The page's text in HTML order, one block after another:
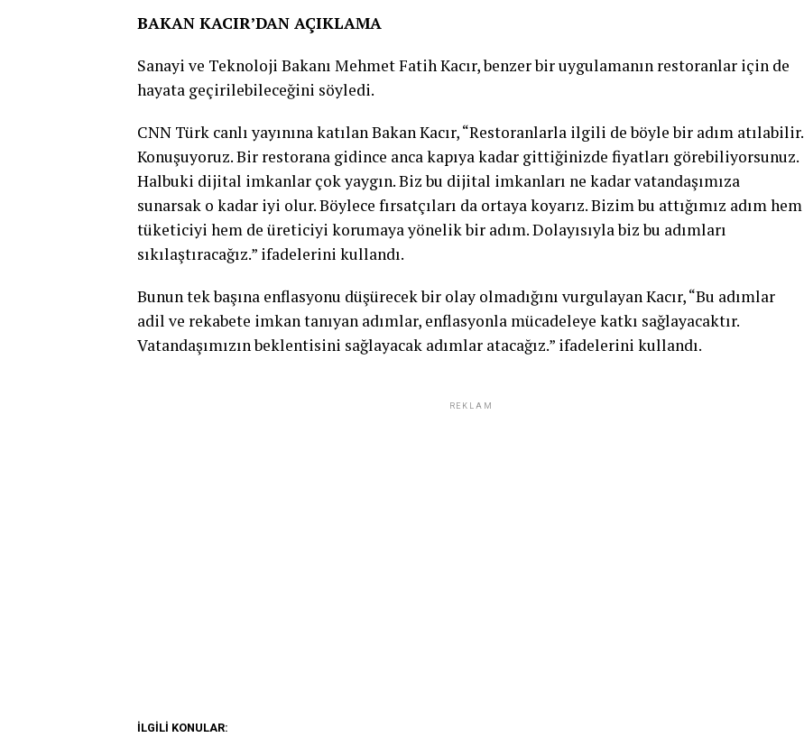
BAKAN KACIR’DAN AÇIKLAMA
Sanayi ve Teknoloji Bakanı Mehmet Fatih Kacır, benzer bir uygulamanın restoranlar için de
hayata geçirilebileceğini söyledi.
CNN Türk canlı yayınına katılan Bakan Kacır, “Restoranlarla ilgili de böyle bir adım atılabilir.
Konuşuyoruz. Bir restorana gidince anca kapıya kadar gittiğinizde fiyatları görebiliyorsunuz.
Halbuki dijital imkanlar çok yaygın. Biz bu dijital imkanları ne kadar vatandaşımıza
sunarsak o kadar iyi olur. Böylece fırsatçıları da ortaya koyarız. Bizim bu attığımız adım hem
tüketiciyi hem de üreticiyi korumaya yönelik bir adım. Dolayısıyla biz bu adımları
sıkılaştıracağız.” ifadelerini kullandı.
Bunun tek başına enflasyonu düşürecek bir olay olmadığını vurgulayan Kacır, “Bu adımlar
adil ve rekabete imkan tanıyan adımlar, enflasyonla mücadeleye katkı sağlayacaktır.
Vatandaşımızın beklentisini sağlayacak adımlar atacağız.” ifadelerini kullandı.
REKLAM
İLGILI KONULAR: